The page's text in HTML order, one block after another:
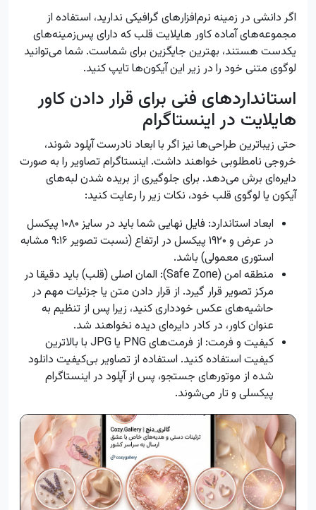
اگر دانشی در زمینه نرم‌افزارهای گرافیکی ندارید، استفاده از
مجموعه‌های آماده کاور هایلایت قلب که دارای پس‌زمینه‌های
یکدست هستند، بهترین جایگزین برای شماست. شما می‌توانید
لوگوی متنی خود را در زیر این آیکون‌ها تایپ کنید.
استانداردهای فنی برای قرار دادن کاور
هایلایت در اینستاگرام
حتی زیباترین طراحی‌ها نیز اگر با ابعاد نادرست آپلود شوند،
خروجی نامطلوبی خواهند داشت. اینستاگرام تصاویر را به صورت
دایره‌ای برش می‌دهد. برای جلوگیری از بریده شدن لبه‌های
آیکون یا لوگوی قلب خود، نکات زیر را رعایت کنید:
ابعاد استاندارد: فایل نهایی شما باید در سایز ۱۰۸۰ پیکسل
در عرض و ۱۹۲۰ پیکسل در ارتفاع (نسبت تصویر ۹:۱۶ مشابه
استوری معمولی) باشد.
منطقه امن (Safe Zone): المان اصلی (قلب) باید دقیقا در
مرکز تصویر قرار گیرد. از قرار دادن متن یا جزئیات مهم در
حاشیه‌های عکس خودداری کنید، زیرا پس از تنظیم به
عنوان کاور، در کادر دایره‌ای دیده نخواهند شد.
کیفیت و فرمت: از فرمت‌های PNG یا JPG با بالاترین
کیفیت استفاده کنید. استفاده از تصاویر بی‌کیفیت دانلود
شده از موتورهای جستجو، پس از آپلود در اینستاگرام
پیکسلی و تار می‌شوند.